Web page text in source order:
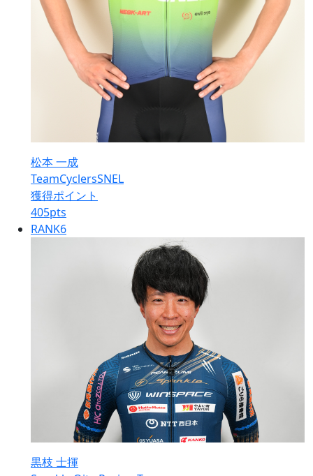
松本 一成
TeamCyclersSNEL
獲得ポイント
405pts
RANK6
黒枝 士揮